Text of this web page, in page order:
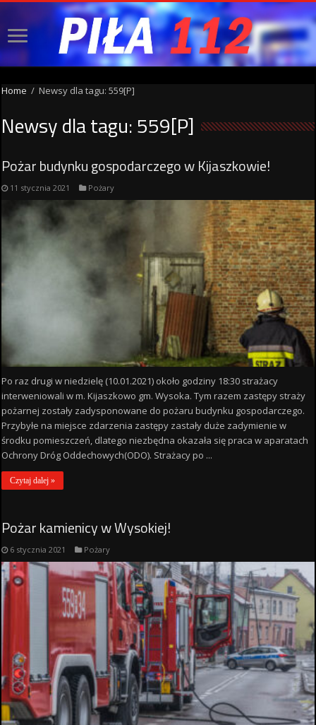
Home / Newsy dla tagu: 559[P]
Newsy dla tagu:559[P]
Pożar budynku gospodarczego w Kijaszkowie!
11 stycznia 2021 Pożary
Po raz drugi w niedzielę (10.01.2021) około godziny 18:30 strażacy
interweniowali w m. Kijaszkowo gm. Wysoka. Tym razem zastępy straży
pożarnej zostały zadysponowane do pożaru budynku gospodarczego.
Przybyłe na miejsce zdarzenia zastępy zastały duże zadymienie w
środku pomieszczeń, dlatego niezbędna okazała się praca w aparatach
Ochrony Dróg Oddechowych(ODO). Strażacy po ...
Czytaj dalej »
Pożar kamienicy w Wysokiej!
6 stycznia 2021 Pożary